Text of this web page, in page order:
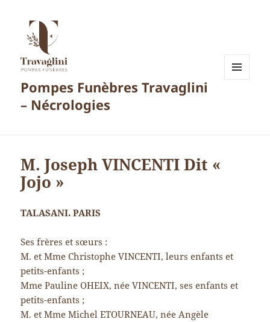
Pompes Funèbres Travaglini
– Nécrologies
M. Joseph VINCENTI Dit «
Jojo »
TALASANI. PARIS
Ses frères et sœurs :
M. et Mme Christophe VINCENTI, leurs enfants et
petits-enfants ;
Mme Pauline OHEIX, née VINCENTI, ses enfants et
petits-enfants ;
M. et Mme Michel ETOURNEAU, née Angèle